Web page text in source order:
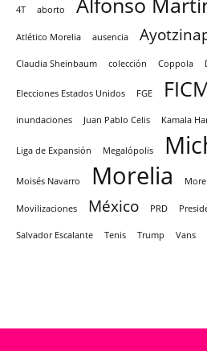
4T aborto
Atlético Morelia ausencia
Claudia Sheinbaum colección Coppola
Elecciones Estados Unidos FGE
inundaciones Juan Pablo Celis Kamala
Liga de Expansión Megalópolis
Moisés Navarro Morelia
Movilizaciones México PRD
Salvador Escalante Tenis Trump Vans